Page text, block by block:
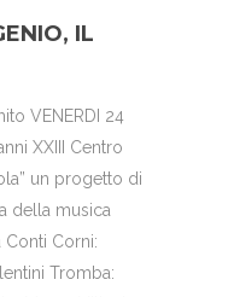
IL
VENERDI 24
XXIII Centro
un progetto di
della musica
Conti Corni:
Tromba: